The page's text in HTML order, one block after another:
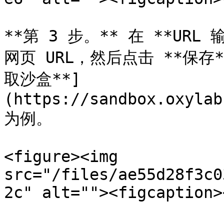
**第 3 步。** 在 **URL 输
网页 URL，然后点击 **保
取沙盒**]
(https://
为例。
<figure><img
src="/files/
2c"